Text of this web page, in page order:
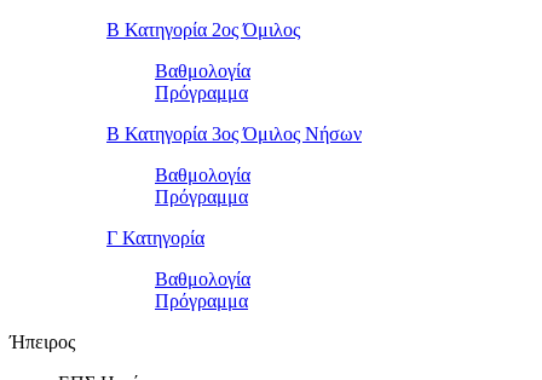
Β Κατηγορία 2ος Όμιλος
Βαθμολογία
Πρόγραμμα
Β Κατηγορία 3ος Όμιλος Νήσων
Βαθμολογία
Πρόγραμμα
Γ Κατηγορία
Βαθμολογία
Πρόγραμμα
Ήπειρος